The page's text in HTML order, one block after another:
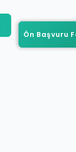
Ön Başvuru
Ön Başvuru